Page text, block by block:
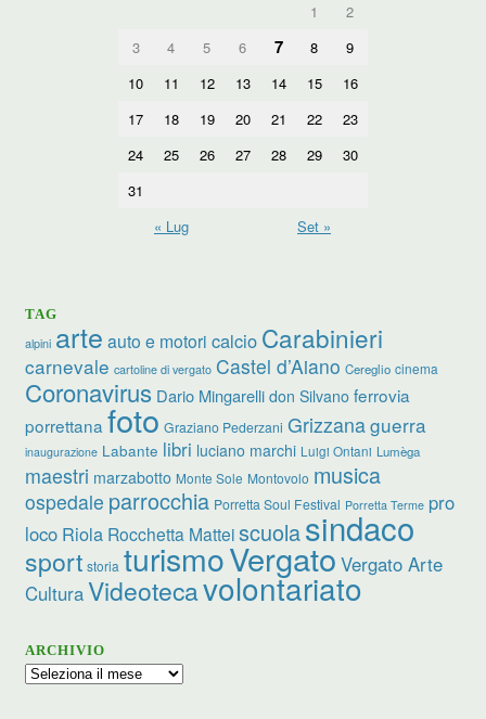
1
2
3
4 5 6 7 8
9
10
11 12 13 14 15
16
17
18 19 20 21 22
23
24
25 26 27 28 29
30
31
« Lug
Set »
TAG
alpini arte auto e motori calcio Carabinieri
carnevale cartoline di vergato Castel d’Aiano Cereglio cinema
Coronavirus Dario Mingarelli don Silvano ferrovia
porrettana foto Graziano Pederzani Grizzanaguerra
inaugurazione Labante libri luciano marchi Luigi Ontani Lumèga
maestri marzabotto Monte Sole Montovolo musica
ospedale parrocchia Porretta Soul Festival Porretta Terme pro
loco Riola Rocchetta Matteiscuolasindaco
sport storia turismoVergato Vergato Arte
CulturaVideotecavolontariato
ARCHIVIO
Archivio